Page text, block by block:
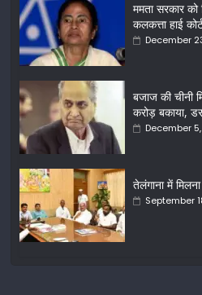
ममता सरकार को
कलकत्ता हाई
December
बजाज की चीनी
करोड़ बकाया,
December
तेलंगाना में
September